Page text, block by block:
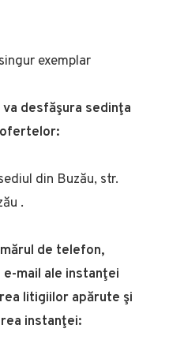
exemplar
desfăşura sedinţa
din Buzău, str.
.
de telefon,
mail ale instanţei
litigiilor apărute şi
instanţei: